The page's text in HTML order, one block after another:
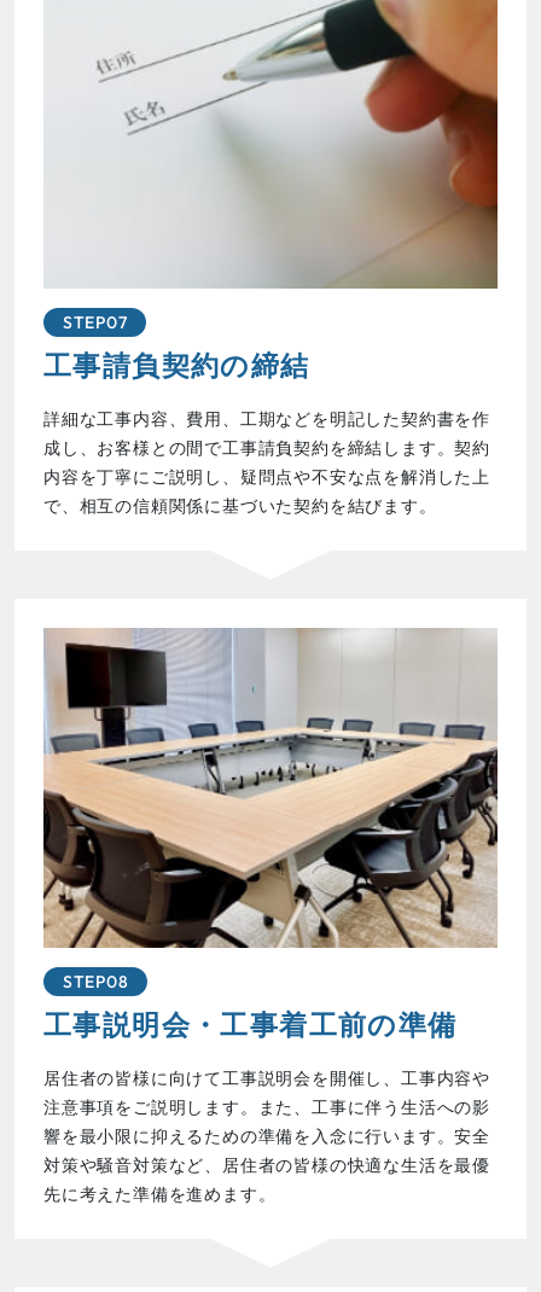
STEP07
工事請負契約の締結
詳細な工事内容、費用、工期などを明記した契約書を作
成し、お客様との間で工事請負契約を締結します。契約
内容を丁寧にご説明し、疑問点や不安な点を解消した上
で、相互の信頼関係に基づいた契約を結びます。
STEP08
工事説明会・工事着工前の準備
居住者の皆様に向けて工事説明会を開催し、工事内容や
注意事項をご説明します。また、工事に伴う生活への影
響を最小限に抑えるための準備を入念に行います。安全
対策や騒音対策など、居住者の皆様の快適な生活を最優
先に考えた準備を進めます。